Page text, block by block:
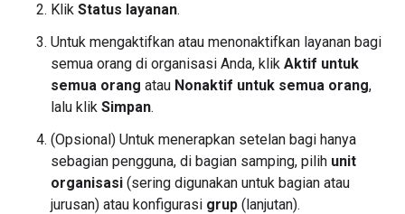
Klik Status layanan.
Untuk mengaktifkan atau menonaktifkan layanan bagi
semua orang di organisasi Anda, klik Aktif untuk
semua orang atau Nonaktif untuk semua orang,
lalu klik Simpan.
(Opsional) Untuk menerapkan setelan bagi hanya
sebagian pengguna, di bagian samping, pilih unit
organisasi (sering digunakan untuk bagian atau
jurusan) atau konfigurasi grup (lanjutan).